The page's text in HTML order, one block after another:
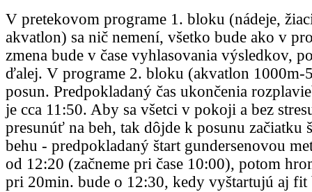
V pretekovom programe 1. bloku (nádeje,
akvatlon) sa nič nemení, všetko bude ako v
zmena bude v čase vyhlasovania výsledkov,
ďalej. V programe 2. bloku (akvatlon 1000m-
posun. Predpokladaný čas ukončenia
je cca 11:50. Aby sa všetci v pokoji a bez
presunúť na beh, tak dôjde k posunu začiatku
behu - predpokladaný štart gundersenovou
od 12:20 (začneme pri čase 10:00), potom
pri 20min. bude o 12:30, kedy vyštartujú aj fit